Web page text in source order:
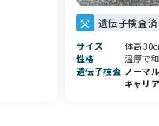
父 遺伝子検査済
サイズ
体高
性格
温厚で
遺伝子検査 ノーマ
キャリ